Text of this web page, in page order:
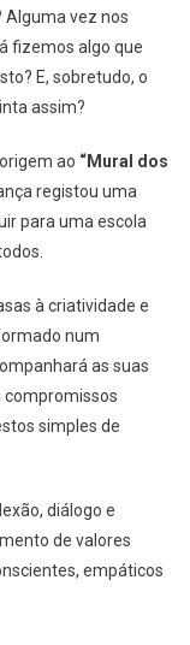
Alguma vez nos
fizemos algo que
E, sobretudo, o
assim?
ao “Mural dos
registou uma
para uma escola
à criatividade e
num
as suas
compromissos
simples de
diálogo e
de valores
empáticos